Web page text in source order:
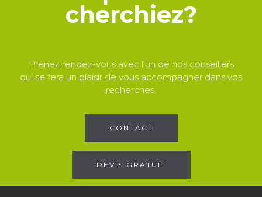
cherchiez?
Prenez rendez-vous avec l'un de nos conseillers
qui se fera un plaisir de vous accompagner dans vos
recherches.
CONTACT
DEVIS GRATUIT